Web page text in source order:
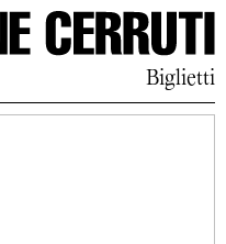
Biglietti